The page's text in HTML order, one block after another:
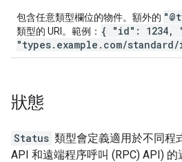
包含任意類型欄位的物件。額外的
類型的 URI。範例： { "id": 1234,
"types.example.com/
狀態
Status 類型會定義適用於不同程
API 和遠端程序呼叫 (RPC) API) 的